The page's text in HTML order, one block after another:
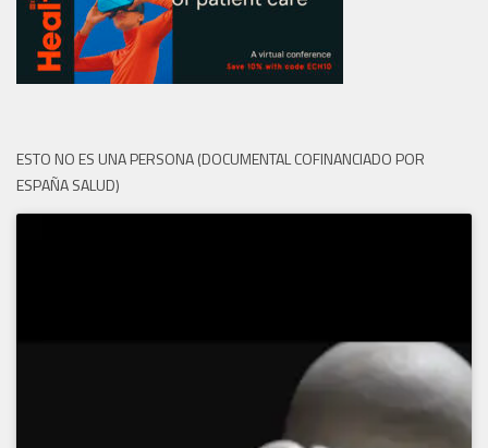
ESTO NO ES UNA PERSONA (DOCUMENTAL COFINANCIADO POR
ESPAÑA SALUD)